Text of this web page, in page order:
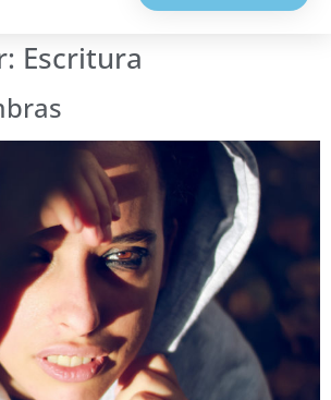
Escritura